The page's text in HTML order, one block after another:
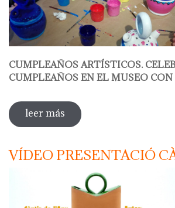
CUMPLEAÑOS ARTÍSTICOS.
CUMPLEAÑOS EN EL MUSEO
leer más sobre decora tu botijo
VÍDEO PRESENTACIÓ